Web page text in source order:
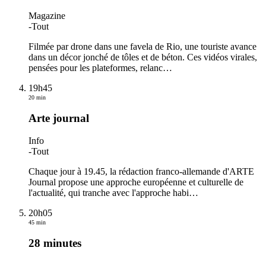
Magazine
-Tout
Filmée par drone dans une favela de Rio, une touriste avance
dans un décor jonché de tôles et de béton. Ces vidéos virales,
pensées pour les plateformes, relanc…
19h45
20 min
Arte journal
Info
-Tout
Chaque jour à 19.45, la rédaction franco-allemande d'ARTE
Journal propose une approche européenne et culturelle de
l'actualité, qui tranche avec l'approche habi…
20h05
45 min
28 minutes